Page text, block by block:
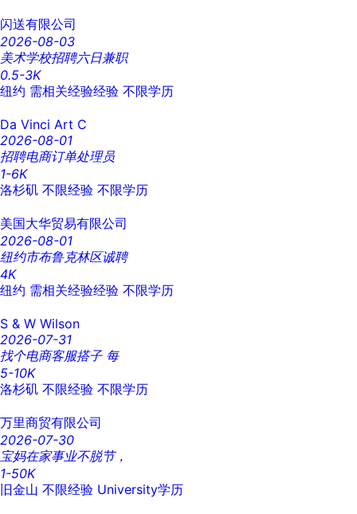
闪送有限公司
2026-08-03
美术学校招聘六日兼职
0.5-3K
纽约 需相关经验经验 不限学历
Da Vinci Art C
2026-08-01
招聘电商订单处理员
1-6K
洛杉矶 不限经验 不限学历
美国大华贸易有限公司
2026-08-01
纽约市布鲁克林区诚聘
4K
纽约 需相关经验经验 不限学历
S & W Wilson
2026-07-31
找个电商客服搭子 每
5-10K
洛杉矶 不限经验 不限学历
万里商贸有限公司
2026-07-30
宝妈在家事业不脱节，
1-50K
旧金山 不限经验 University学历